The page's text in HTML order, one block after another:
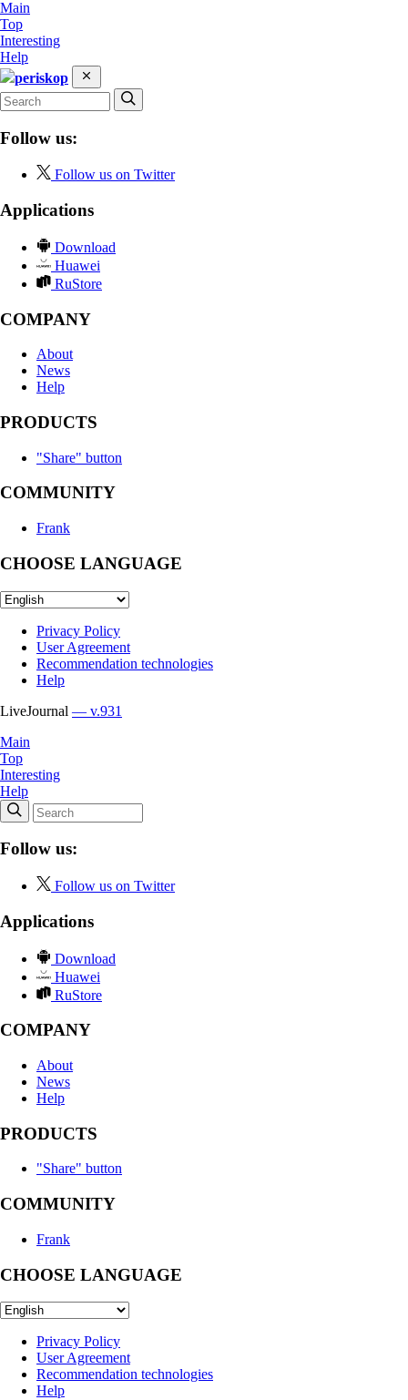
Main
Top
Interesting
Help
periskop
Follow us:
Follow us on Twitter
Applications
Download
Huawei
RuStore
COMPANY
About
News
Help
PRODUCTS
"Share" button
COMMUNITY
Frank
CHOOSE LANGUAGE
Privacy Policy
User Agreement
Recommendation technologies
Help
LiveJournal — v.931
Main
Top
Interesting
Help
Follow us:
Follow us on Twitter
Applications
Download
Huawei
RuStore
COMPANY
About
News
Help
PRODUCTS
"Share" button
COMMUNITY
Frank
CHOOSE LANGUAGE
Privacy Policy
User Agreement
Recommendation technologies
Help